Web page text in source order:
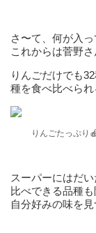
さ〜て、何が入
これからは菅野
りんごだけでも
種を食べ比べられ
りんごたっぷり
スーパーにはだ
比べできる品種
自分好みの味を見